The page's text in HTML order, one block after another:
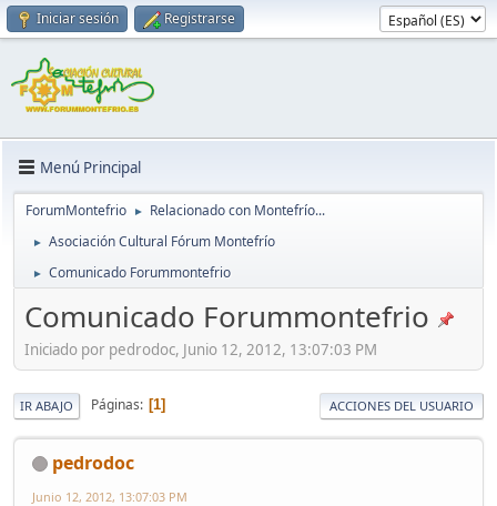
Iniciar sesión Registrarse
Menú Principal
ForumMontefrio ► Relacionado con Montefrío...
► Asociación Cultural Fórum Montefrío
► Comunicado Forummontefrio
Comunicado Forummontefrio
Iniciado por pedrodoc, Junio 12, 2012, 13:07:03 PM
IR ABAJO Páginas 1 ACCIONES DEL USUARIO
pedrodoc
Junio 12, 2012, 13:07:03 PM